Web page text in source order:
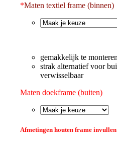
*Maten textiel frame (binnen)
gemakkelijk te
strak alternatief voor
verwisselbaar
Maten doekframe (buiten)
Afmetingen houten frame